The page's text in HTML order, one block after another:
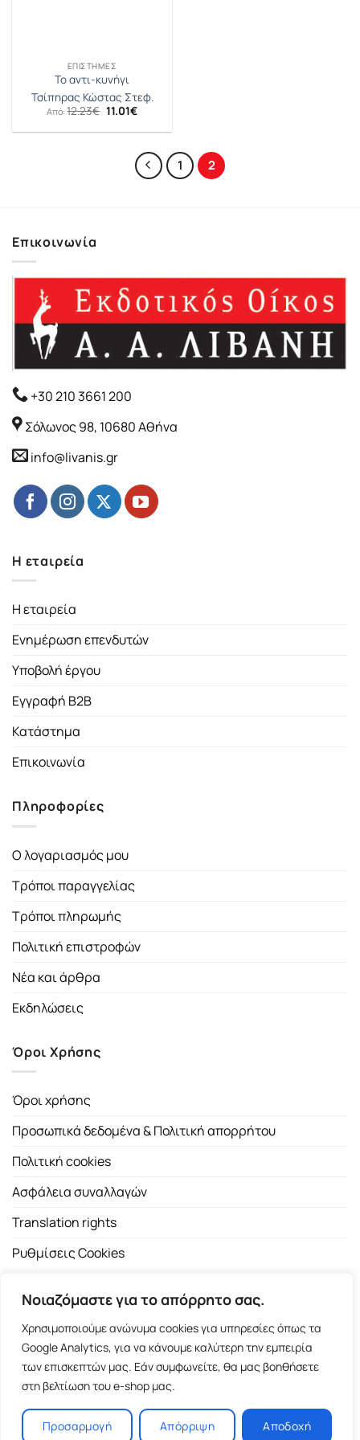
Νοιαζόμαστε για το απόρρητο σας.
Χρησιμοποιούμε ανώνυμα cookies για υπηρεσίες όπως τα
Google Analytics, για να κάνουμε καλύτερη την εμπειρία
των επισκεπτών μας. Εάν συμφωνείτε, θα μας βοηθήσετε
στη βελτίωση του e-shop μας.
Προσαρμογή Απόρριψη Αποδοχή
ΕΠΙΣΤΉΜΕΣ
Το αντι-κυνήγι
Τσίπηρας Κώστας Στεφ.
Από:12.23€ Original
price
was:
11.01€Η
τιμή
11.01€.
1 2
Επικοινωνία
+30 210 3661 200
Σόλωνος 98, 10680 Αθήνα
info@livanis.gr
Η εταιρεία
Η εταιρεία
Ενημέρωση επενδυτών
Υποβολή έργου
Εγγραφή B2B
Κατάστημα
Επικοινωνία
Πληροφορίες
Ο λογαριασμός μου
Τρόποι παραγγελίας
Τρόποι πληρωμής
Πολιτική επιστροφών
Νέα και άρθρα
Εκδηλώσεις
Όροι Χρήσης
Όροι χρήσης
Προσωπικά δεδομένα & Πολιτική απορρήτου
Πολιτική cookies
Ασφάλεια συναλλαγών
Translation rights
Ρυθμίσεις Cookies
Copyright 2026 ©Εκδοτικός Οίκος Α.Α. Λιβάνη| All rights
reserved.
Σόλωνος 98, 10680 Αθήνα | Τ:2103661200- F: 2103617791